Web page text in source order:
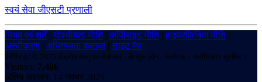
स्वयं सेवा जीएसटी प्रणाली
नियम एवं शर्तें|गोपनीयता नीति|कॉपीराइट नीति|हाइपरलिंकिंग नीति|
अस्वीकरण | अभिगम्यता वक्तव्य |साइट मैप
कॉपीराइट © 2025 केंद्रीय वस्तु एवं सेवा कर - बेंगलुरु ज़ोन - कर्नाटक। सर्वाधिकार सुरक्षित।
Visitors: 7,486
अंतिम अद्यतन: 14 नवंबर 2025